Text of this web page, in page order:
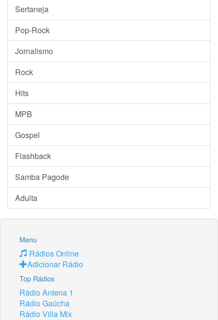
Sertaneja
Pop-Rock
Jornalismo
Rock
Hits
MPB
Gospel
Flashback
Samba Pagode
Adulta
Menu
Rádios Online
Adicionar Rádio
Top Rádios
Rádio Antena 1
Rádio Gaúcha
Rádio Villa Mix